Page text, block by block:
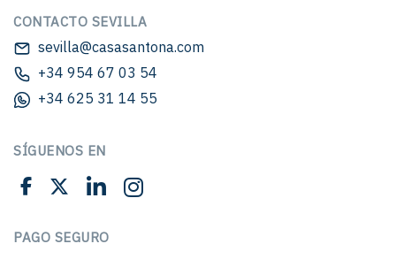
CONTACTO SEVILLA
sevilla@casasantona.com
+34 954 67 03 54
+34 625 31 14 55
SÍGUENOS EN
PAGO SEGURO